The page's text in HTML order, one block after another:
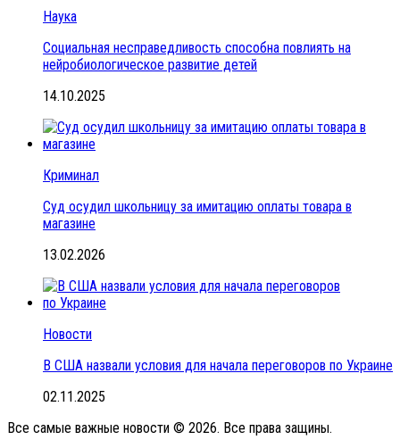
Наука
Социальная несправедливость способна повлиять на
нейробиологическое развитие детей
14.10.2025
Криминал
Суд осудил школьницу за имитацию оплаты товара в
магазине
13.02.2026
Новости
В США назвали условия для начала переговоров по Украине
02.11.2025
Все самые важные новости © 2026. Все права защины.